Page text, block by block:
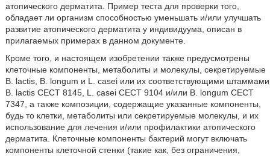
атопического дерматита. Пример теста для проверки того,
обладает ли организм способностью уменьшать и/или улучшать
развитие атопического дерматита у индивидуума, описан в
прилагаемых примерах в данном документе.
Кроме того, и настоящем изобретении также предусмотрены
клеточные компоненты, метаболиты и молекулы, секретируемые
В. lactis, В. longum и L. casei или их соответствующими штаммами
В. lactis СЕСТ 8145, L. casei СЕСТ 9104 и/или В. longum СЕСТ
7347, а также композиции, содержащие указанные компоненты,
будь то клетки, метаболиты или секретируемые молекулы, и их
использование для лечения и/или профилактики атопического
дерматита. Клеточные компоненты бактерий могут включать
компоненты клеточной стенки (такие как, без ограничения,